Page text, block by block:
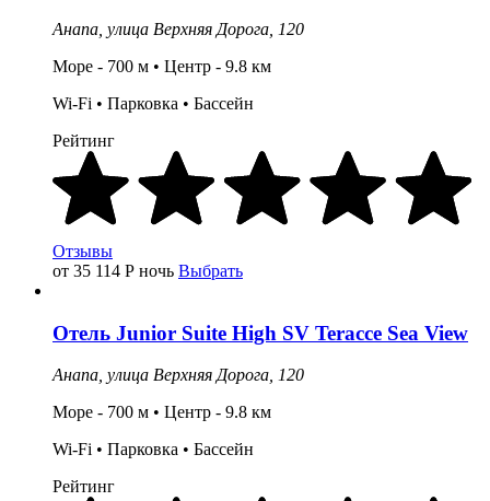
Анапа, улица Верхняя Дорога, 120
Море - 700 м • Центр - 9.8 км
Wi-Fi • Парковка • Бассейн
Рейтинг
Отзывы
от 35 114 Р ночь Выбрать
Отель Junior Suite High SV Teracce Sea View
Анапа, улица Верхняя Дорога, 120
Море - 700 м • Центр - 9.8 км
Wi-Fi • Парковка • Бассейн
Рейтинг